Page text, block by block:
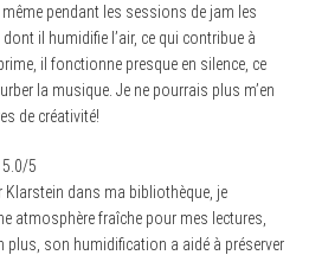
pendant les sessions de jam les
il humidifie l’air, ce qui contribue à
il fonctionne presque en silence, ce
la musique. Je ne pourrais plus m’en
de créativité!
5.0/5
Klarstein dans ma bibliothèque, je
atmosphère fraîche pour mes lectures,
plus, son humidification a aidé à préserver